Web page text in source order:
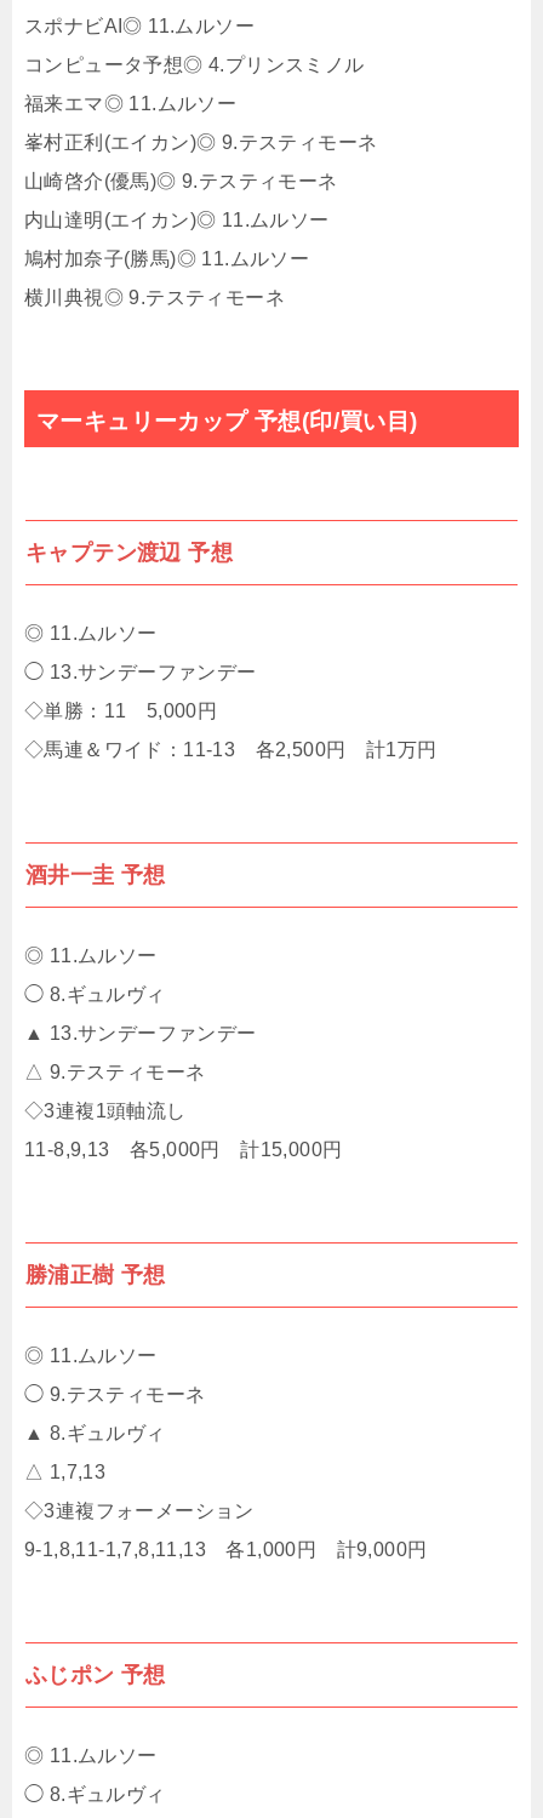
スポナビAI◎ 11.ムルソー
コンピュータ予想◎ 4.プリンスミノル
福来エマ◎ 11.ムルソー
峯村正利(エイカン)◎ 9.テスティモーネ
山崎啓介(優馬)◎ 9.テスティモーネ
内山達明(エイカン)◎ 11.ムルソー
鳩村加奈子(勝馬)◎ 11.ムルソー
横川典視◎ 9.テスティモーネ
マーキュリーカップ 予想(印/買い目)
キャプテン渡辺 予想
◎ 11.ムルソー
◯ 13.サンデーファンデー
◇単勝：11 5,000円
◇馬連＆ワイド：11-13 各2,500円 計1万円
酒井一圭 予想
◎ 11.ムルソー
◯ 8.ギュルヴィ
▲ 13.サンデーファンデー
△ 9.テスティモーネ
◇3連複1頭軸流し
11-8,9,13 各5,000円 計15,000円
勝浦正樹 予想
◎ 11.ムルソー
◯ 9.テスティモーネ
▲ 8.ギュルヴィ
△ 1,7,13
◇3連複フォーメーション
9-1,8,11-1,7,8,11,13 各1,000円 計9,000円
ふじポン 予想
◎ 11.ムルソー
◯ 8.ギュルヴィ